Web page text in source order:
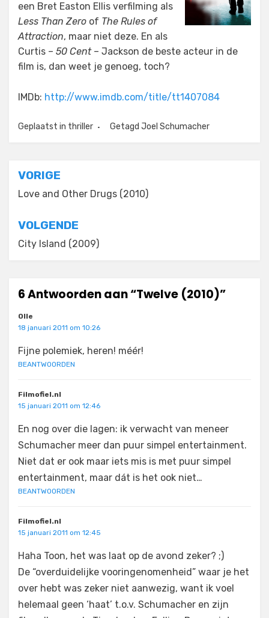
een Bret Easton Ellis verfilming als
Less Than Zero of The Rules of
Attraction, maar niet deze. En als
Curtis – 50 Cent– Jackson de beste acteur in de
film is, dan weet je genoeg, toch?
IMDb: http://www.imdb.com/title/tt1407084
Geplaatst in thriller Getagd Joel Schumacher
Bericht
navigatie
VORIGE
Love and Other Drugs (2010)
VOLGENDE
City Island (2009)
6 Antwoorden aan “Twelve (2010)”
Olle
18 januari 2011 om 10:26
Fijne polemiek, heren! méér!
BEANTWOORDEN
Filmofiel.nl
15 januari 2011 om 12:46
En nog over die lagen: ik verwacht van meneer
Schumacher meer dan puur simpel entertainment.
Niet dat er ook maar iets mis is met puur simpel
entertainment, maar dát is het ook niet…
BEANTWOORDEN
Filmofiel.nl
15 januari 2011 om 12:45
Haha Toon, het was laat op de avond zeker? ;)
De “overduidelijke vooringenomenheid” waar je het
over hebt was zeker niet aanwezig, want ik voel
helemaal geen ‘haat’ t.o.v. Schumacher en zijn